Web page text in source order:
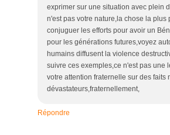
exprimer sur une situation avec plein
n'est pas votre nature,la chose la plus
conjuguer les efforts pour avoir un
pour les générations futures,voyez
humains diffusent la violence
suivre ces exemples,ce n'est pas une
votre attention fraternelle sur des faits
dévastateurs,fraternellement,
Répondre